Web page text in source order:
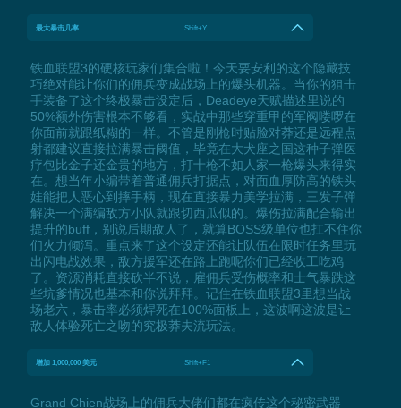
最大暴击几率 Shift+Y
铁血联盟3的硬核玩家们集合啦！今天要安利的这个隐藏技
巧绝对能让你们的佣兵变成战场上的爆头机器。当你的狙击
手装备了这个终极暴击设定后，Deadeye天赋描述里说的
50%额外伤害根本不够看，实战中那些穿重甲的军阀喽啰在
你面前就跟纸糊的一样。不管是刚枪时贴脸对莽还是远程点
射都建议直接拉满暴击阈值，毕竟在大犬座之国这种子弹医
疗包比金子还金贵的地方，打十枪不如人家一枪爆头来得实
在。想当年小编带着普通佣兵打据点，对面血厚防高的铁头
娃能把人恶心到摔手柄，现在直接暴力美学拉满，三发子弹
解决一个满编敌方小队就跟切西瓜似的。爆伤拉满配合输出
提升的buff，别说后期敌人了，就算BOSS级单位也扛不住你
们火力倾泻。重点来了这个设定还能让队伍在限时任务里玩
出闪电战效果，敌方援军还在路上跑呢你们已经收工吃鸡
了。资源消耗直接砍半不说，雇佣兵受伤概率和士气暴跌这
些坑爹情况也基本和你说拜拜。记住在铁血联盟3里想当战
场老六，暴击率必须焊死在100%面板上，这波啊这波是让
敌人体验死亡之吻的究极莽夫流玩法。
增加 1,000,000 美元 Shift+F1
Grand Chien战场上的佣兵大佬们都在疯传这个秘密武器